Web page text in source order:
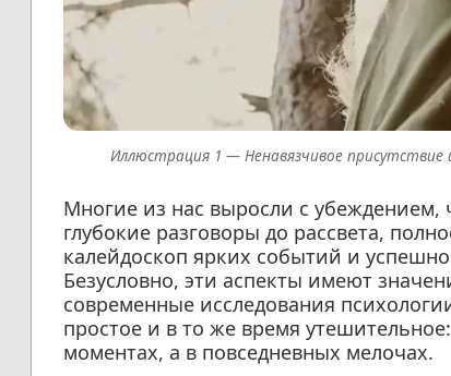
Ненавязчивое
Многие из нас выросли с
глубокие разговоры до рассвета,
калейдоскоп ярких событий и
Безусловно, эти аспекты имеют
современные исследования
простое и в то же время
моментах, а в повседневных мелочах.